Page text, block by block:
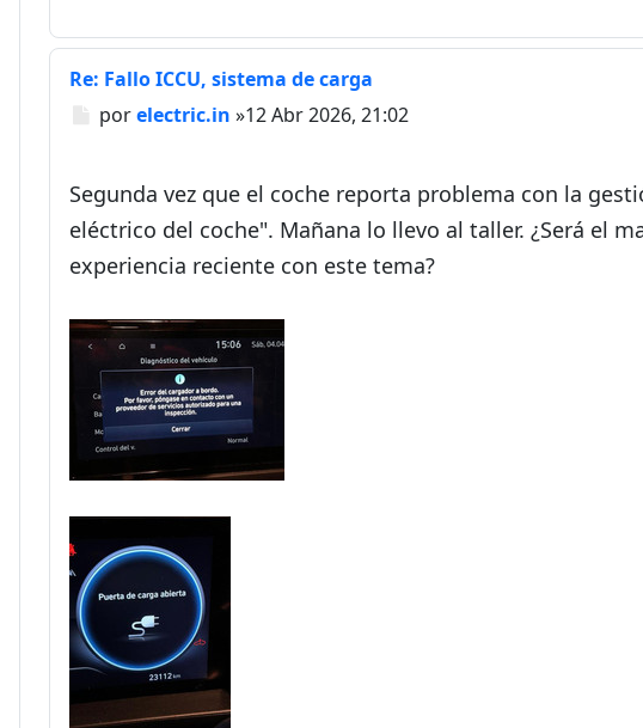
Re: Fallo ICCU, sistema de carga
Mensaje
porelectric.in »12 Abr 2026, 21:02
Segunda vez que el coche reporta problema con la
eléctrico del coche". Mañana lo llevo al taller. ¿Será el
experiencia reciente con este tema?